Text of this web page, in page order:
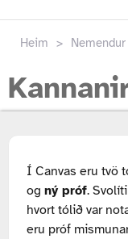
Heim > Nemendur
Í Canvas eru tvö
og ný próf.
hvort tólið var
eru próf